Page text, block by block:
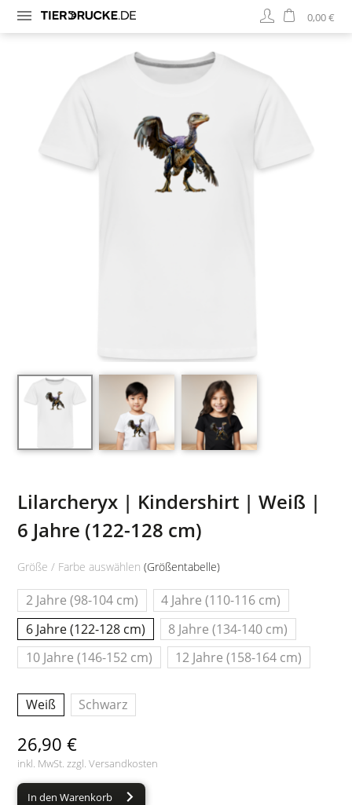
0,00 €
Lilarcheryx | Kindershirt | Weiß |
6 Jahre (122-128 cm)
Größe / Farbe auswählen(Größentabelle)
2 Jahre (98-104 cm)
4 Jahre (110-116 cm)
6 Jahre (122-128 cm)
8 Jahre (134-140 cm)
10 Jahre (146-152 cm)
12 Jahre (158-164 cm)
Weiß Schwarz
26,90 €
inkl. MwSt. zzgl.Versandkosten
In den Warenkorb